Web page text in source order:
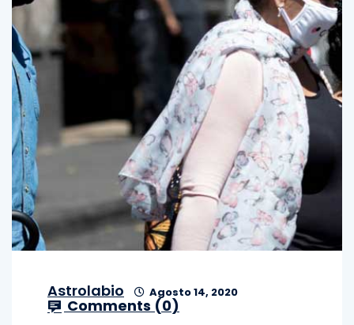
Astrolabio Agosto 14, 2020
Comments (0)